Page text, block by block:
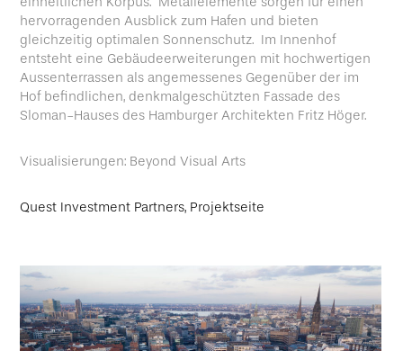
hervorragenden Ausblick zum Hafen und bieten
gleichzeitig optimalen Sonnenschutz. Im Innenhof
entsteht eine Gebäudeerweiterungen mit hochwertigen
Aussenterrassen als angemessenes Gegenüber der im
Hof befindlichen, denkmalgeschützten Fassade des
Sloman-Hauses des Hamburger Architekten Fritz Höger.
Visualisierungen: Beyond Visual Arts
Quest Investment Partners, Projektseite